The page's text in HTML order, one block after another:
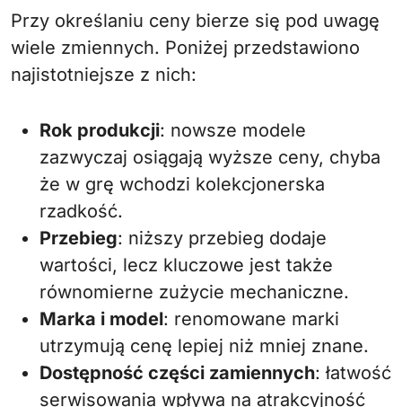
Przy określaniu ceny bierze się pod uwagę
wiele zmiennych. Poniżej przedstawiono
najistotniejsze z nich:
Rok produkcji: nowsze modele
zazwyczaj osiągają wyższe ceny, chyba
że w grę wchodzi kolekcjonerska
rzadkość.
Przebieg: niższy przebieg dodaje
wartości, lecz kluczowe jest także
równomierne zużycie mechaniczne.
Marka i model: renomowane marki
utrzymują cenę lepiej niż mniej znane.
Dostępność części zamiennych: łatwość
serwisowania wpływa na atrakcyjność